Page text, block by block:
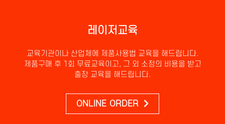
레이저교육
교육기관이나 산업체에 제품사용법 교육을 해드립니다.
제품구매 후 1회 무료교육이고, 그 외 소정의 비용을 받고
출장 교육을 해드립니다.
ONLINE ORDER